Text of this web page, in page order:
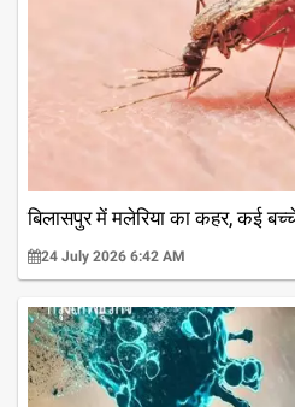
बिलासपुर में मलेरिया का कहर, कई
24 July 2026 6:42 AM